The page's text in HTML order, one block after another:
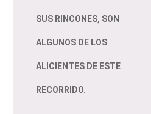
SUS RINCONES, SON
ALGUNOS DE LOS
ALICIENTES DE ESTE
RECORRIDO.